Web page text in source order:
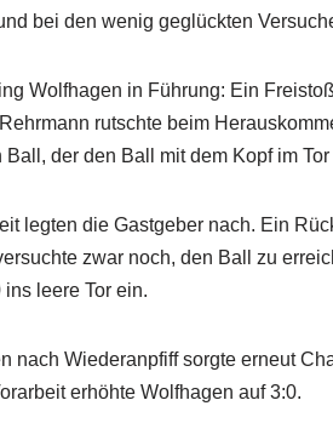
bei den wenig geglückten
Wolfhagen in Führung: Ein
rutschte beim
Ball, der den Ball mit dem Kopf im
legten die Gastgeber nach. Ein
zwar noch, den Ball zu
leere Tor ein.
nach Wiederanpfiff sorgte erneut
erhöhte Wolfhagen auf 3:0.